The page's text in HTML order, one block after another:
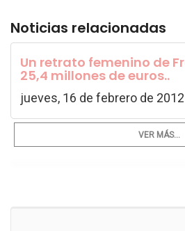
Noticias relacionadas
Un retrato femenino de
25,4 millones de euros..
jueves, 16 de febrero de 2012
VER MÁS...